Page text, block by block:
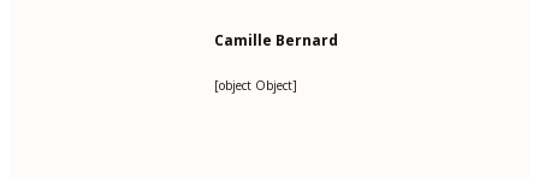
Camille Bernard
[object Object]